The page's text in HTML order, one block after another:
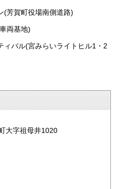
(芳賀町役場南側道路)
両基地)
ィバル(宮みらいライトヒル1・2
大字祖母井1020